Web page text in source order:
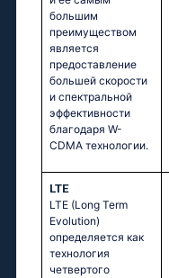
большим
преимуществом
является
предоставление
большей скорости
и спектральной
эффективности
благодаря W-
CDMA технологии.
LTE
LTE (Long Term
Evolution)
определяется как
технология
четвертого